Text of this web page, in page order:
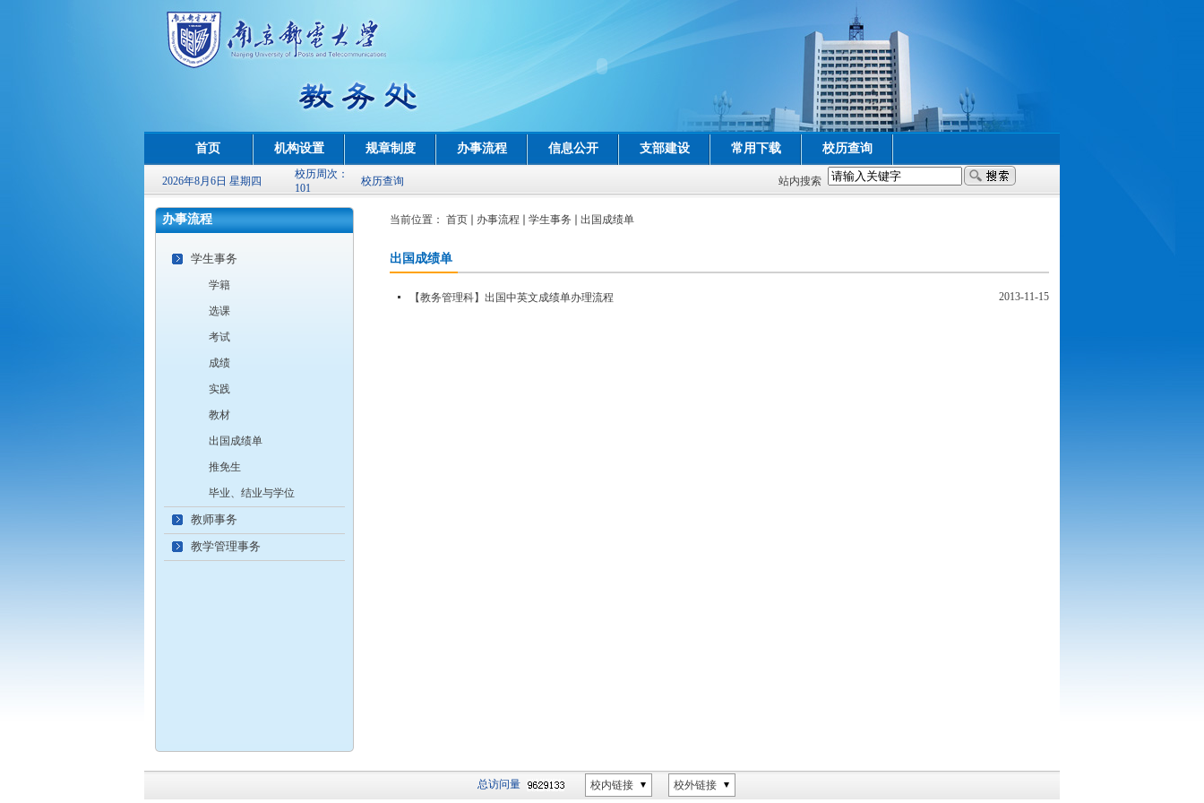
首页 机构设置 规章制度 办事流程 信息公开 支部建设 常用下载 校历查询
2026年8月6日 星期四
校历周次：
101
校历查询 站内搜索
办事流程 当前位置： 首页 办事流程 学生事务 出国成绩单
学生事务
学籍
选课
考试
成绩
实践
教材
出国成绩单
推免生
毕业、结业与学位
教师事务
教学管理事务
出国成绩单
【教务管理科】出国中英文成绩单办理流程 2013-11-15
总访问量 校内链接 校外链接